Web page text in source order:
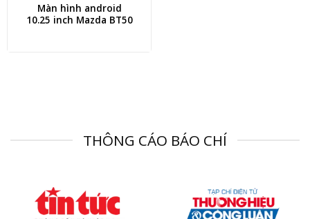
Màn hình android
10.25 inch Mazda BT50
THÔNG CÁO BÁO CHÍ